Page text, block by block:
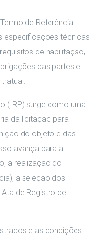
de Referência
especificações técnicas
de habilitação,
das partes e
(IRP) surge como uma
da licitação para
do objeto e das
avança para a
a realização do
a seleção dos
de Registro de
e as condições